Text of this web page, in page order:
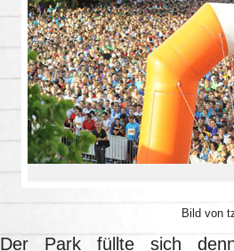
Bild von
Der Park füllte sich